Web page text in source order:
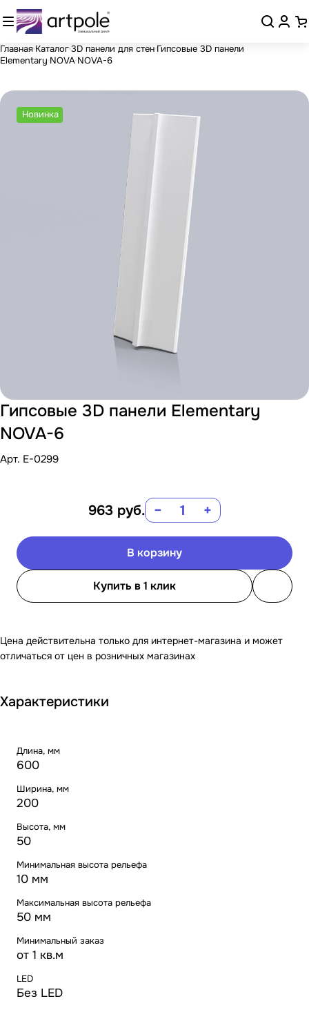
Главная Каталог3D панели для стен Гипсовые 3D панели
Elementary NOVA NOVA-6
Новинка
Гипсовые 3D панели Elementary
NOVA-6
Арт. E-0299
963 руб. − +
В корзину
Купить в 1 клик
Цена действительна только для интернет-магазина и может
отличаться от цен в розничных магазинах
Характеристики
Длина, мм
600
Ширина, мм
200
Высота, мм
50
Минимальная высота рельефа
10 мм
Максимальная высота рельефа
50 мм
Минимальный заказ
от 1 кв.м
LED
Без LED